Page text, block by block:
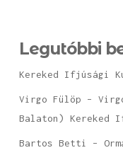
Legutóbbi
Kereked Ifjúsági
Virgo Fülöp –
Balaton) Kereked
Bartos Betti –